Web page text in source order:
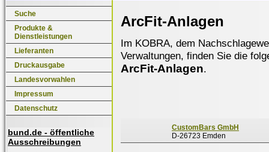
Suche
Produkte &
Dienstleistungen
Lieferanten
Druckausgabe
Landesvorwahlen
Impressum
Datenschutz
bund.de - öffentliche
Ausschreibungen
ArcFit-Anlagen
Im KOBRA, dem
Verwaltungen, finden Sie die
ArcFit-Anlagen.
CustomBars GmbH
D-26723 Emden